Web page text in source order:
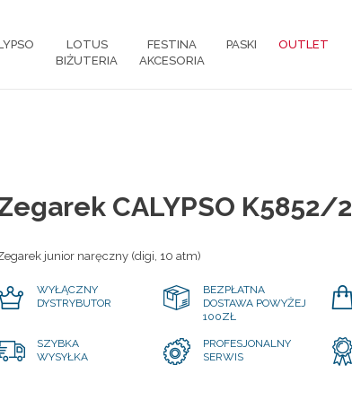
LOTUS
BIŻUTERIA
FESTINA
AKCESORIA
PASKI OUTLET
CALYPSO K5852/2
junior naręczny (digi, 10 atm)
WYŁĄCZNY
DYSTRYBUTOR
BEZPŁATNA
DOSTAWA POWYŻEJ
100ZŁ
SZYBKA
WYSYŁKA
PROFESJONALNY
SERWIS